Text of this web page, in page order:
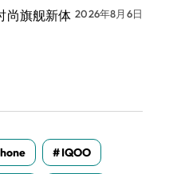
尚旗舰新体 2026年8月6日
IQOO